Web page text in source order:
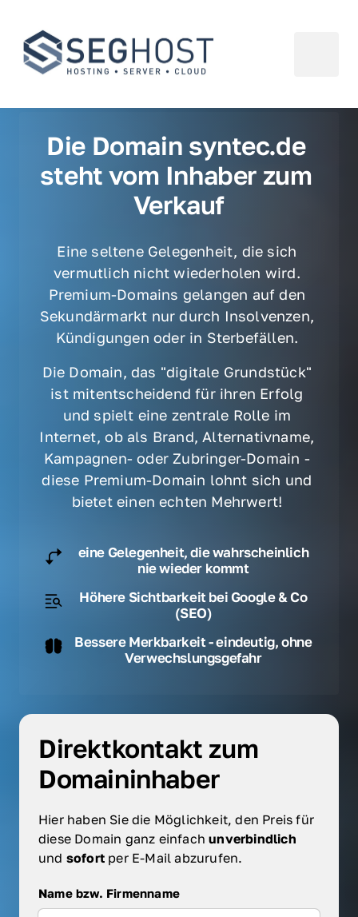
Die Domain syntec.de
steht vom Inhaber zum
Verkauf
Eine seltene Gelegenheit, die sich
vermutlich nicht wiederholen wird.
Premium-Domains gelangen auf den
Sekundärmarkt nur durch Insolvenzen,
Kündigungen oder in Sterbefällen.
Die Domain, das "digitale Grundstück"
ist mitentscheidend für ihren Erfolg
und spielt eine zentrale Rolle im
Internet, ob als Brand, Alternativname,
Kampagnen- oder Zubringer-Domain -
diese Premium-Domain lohnt sich und
bietet einen echten Mehrwert!
eine Gelegenheit, die wahrscheinlich
nie wieder kommt
Höhere Sichtbarkeit bei Google & Co
(SEO)
Bessere Merkbarkeit - eindeutig, ohne
Verwechslungsgefahr
Direktkontakt zum
Domaininhaber
Hier haben Sie die Möglichkeit, den Preis für
diese Domain ganz einfach
und sofort per E-Mail abzurufen.
Name bzw. Firmenname
Name bzw. Firmenname